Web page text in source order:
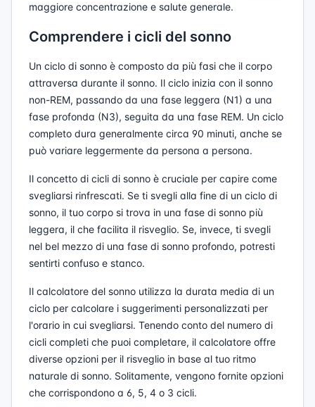
maggiore concentrazione e salute generale.
Comprendere i cicli del sonno
Un ciclo di sonno è composto da più fasi che il corpo
attraversa durante il sonno. Il ciclo inizia con il sonno
non-REM, passando da una fase leggera (N1) a una
fase profonda (N3), seguita da una fase REM. Un ciclo
completo dura generalmente circa 90 minuti, anche se
può variare leggermente da persona a persona.
Il concetto di cicli di sonno è cruciale per capire come
svegliarsi rinfrescati. Se ti svegli alla fine di un ciclo di
sonno, il tuo corpo si trova in una fase di sonno più
leggera, il che facilita il risveglio. Se, invece, ti svegli
nel bel mezzo di una fase di sonno profondo, potresti
sentirti confuso e stanco.
Il calcolatore del sonno utilizza la durata media di un
ciclo per calcolare i suggerimenti personalizzati per
l'orario in cui svegliarsi. Tenendo conto del numero di
cicli completi che puoi completare, il calcolatore offre
diverse opzioni per il risveglio in base al tuo ritmo
naturale di sonno. Solitamente, vengono fornite opzioni
che corrispondono a 6, 5, 4 o 3 cicli.